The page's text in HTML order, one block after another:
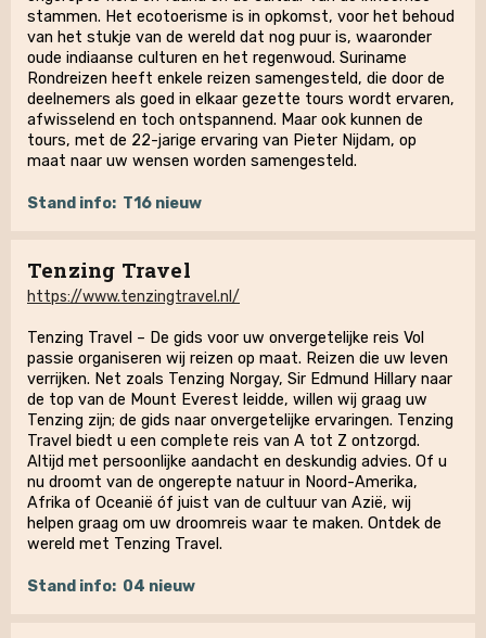
stammen. Het ecotoerisme is in opkomst, voor het behoud
van het stukje van de wereld dat nog puur is, waaronder
oude indiaanse culturen en het regenwoud. Suriname
Rondreizen heeft enkele reizen samengesteld, die door de
deelnemers als goed in elkaar gezette tours wordt ervaren,
afwisselend en toch ontspannend. Maar ook kunnen de
tours, met de 22-jarige ervaring van Pieter Nijdam, op
maat naar uw wensen worden samengesteld.
Stand info: T16 nieuw
Tenzing Travel
https://www.tenzingtravel.nl/
Tenzing Travel – De gids voor uw onvergetelijke reis Vol
passie organiseren wij reizen op maat. Reizen die uw leven
verrijken. Net zoals Tenzing Norgay, Sir Edmund Hillary naar
de top van de Mount Everest leidde, willen wij graag uw
Tenzing zijn; de gids naar onvergetelijke ervaringen. Tenzing
Travel biedt u een complete reis van A tot Z ontzorgd.
Altijd met persoonlijke aandacht en deskundig advies. Of u
nu droomt van de ongerepte natuur in Noord-Amerika,
Afrika of Oceanië óf juist van de cultuur van Azië, wij
helpen graag om uw droomreis waar te maken. Ontdek de
wereld met Tenzing Travel.
Stand info: 04 nieuw